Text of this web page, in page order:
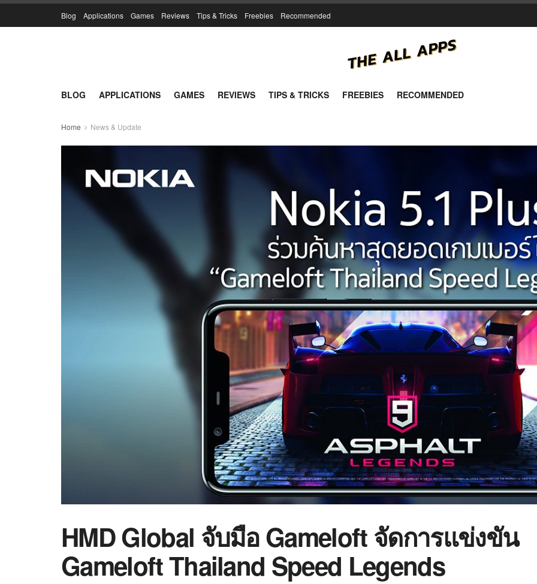
Blog Applications Games Reviews Tips & Tricks Freebies Recommended
BLOG APPLICATIONS GAMES REVIEWS TIPS & TRICKS FREEBIES RECOMMENDED
Home News & Update
HMD Global จับมือ Gameloft จัดการแข่งขัน
Gameloft Thailand Speed Legends